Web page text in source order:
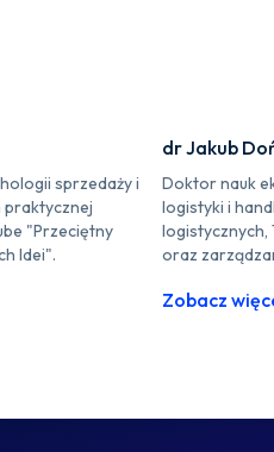
sprzedaży i
praktycznej
"Przeciętny
Idei".
dr Jakub
Doktor nauk
logistyki i
logistycznych,
oraz
Zobacz